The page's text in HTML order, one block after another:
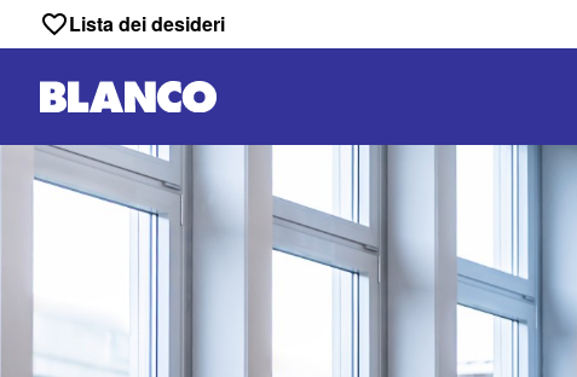
Lista dei desideri